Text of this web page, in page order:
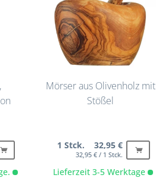
Mörser aus Olivenholz mit
Stößel
Lieferzeit 3-5 Werktage
1 Stck. 32,95 €
32,95 € / 1 Stck.